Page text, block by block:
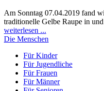
Am Sonntag 07.04.2019 fand
traditionelle Gelbe Raupe in
weiterlesen ...
Die Menschen
Für Kinder
Für Jugendliche
Für Frauen
Für Männer